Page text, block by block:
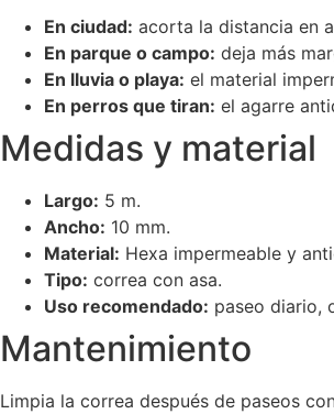
En ciudad: acorta la distancia en
En parque o campo: deja más
En lluvia o playa: el material
En perros que tiran: el agarre
Medidas y material
Largo: 5 m.
Ancho: 10 mm.
Material: Hexa impermeable y
Tipo: correa con asa.
Uso recomendado: paseo diario,
Mantenimiento
Limpia la correa después de paseos